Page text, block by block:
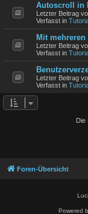
Autoscroll in
Letzter Beitrag
Verfasst in
Mit
Letzter Beitrag
Verfasst in
Letzter Beitrag
Verfasst in
Die
Foren-Übersicht
Powered